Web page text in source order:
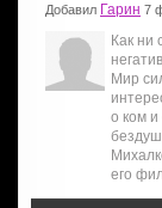
Добавил Гарин 7
Как ни
Мир
о ком
его